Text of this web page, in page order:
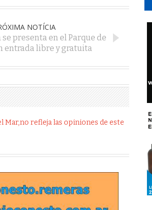
NOTÍCIA
se presenta en el Parque de
entrada libre y gratuita
refleja las opiniones de este